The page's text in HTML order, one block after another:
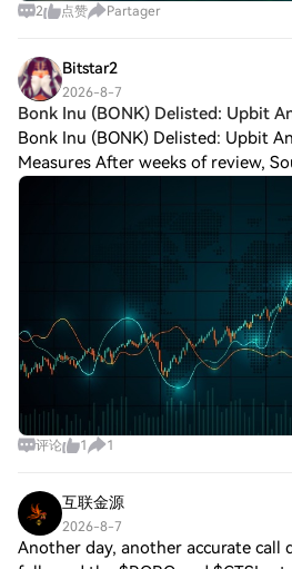
2 点赞 Partager
Bitstar2
2026-8-7
Bonk Inu (BONK) Delisted: Upbit
Bonk Inu (BONK) Delisted: Upbit
Measures After weeks of review,
cryptocurrency exchange Upbit
评论 1 1
互联金源
2026-8-7
Another day, another accurate call